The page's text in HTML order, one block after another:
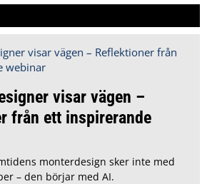
visar vägen –
från ett inspirerande
monterdesign sker inte med
– den börjar med AI.